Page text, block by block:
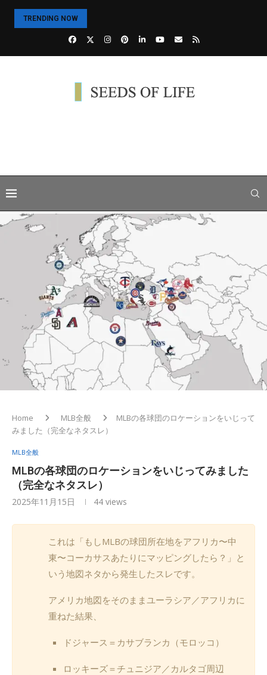
TRENDING NOW
Home MLB全般
MLBの各球団のロケーションをいじって
みました（完全なネタスレ）
MLB全般
MLBの各球団のロケーションをいじってみました
（完全なネタスレ）
2025年11月15日 44 views
これは「もしMLBの球団所在地をアフリカ〜中
東〜コーカサスあたりにマッピングしたら？」と
いう地図ネタから発生したスレです。
アメリカ地図をそのままユーラシア／アフリカに
重ねた結果、
ドジャース＝カサブランカ（モロッコ）
ロッキーズ＝チュニジア／カルタゴ周辺